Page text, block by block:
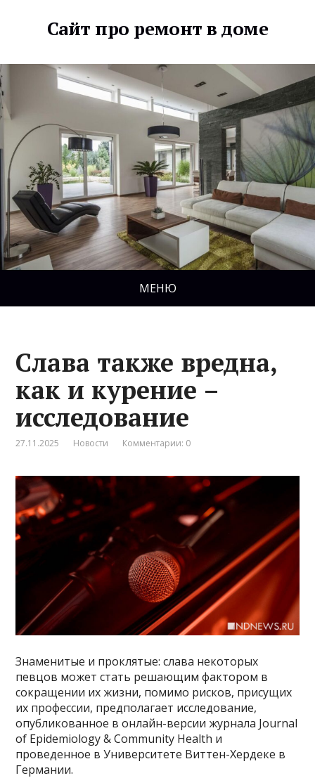
Сайт про ремонт в доме
МЕНЮ
Слава также вредна,
как и курение –
исследование
27.11.2025 Новости Комментарии: 0
Знаменитые и проклятые: слава некоторых
певцов может стать решающим фактором в
сокращении их жизни, помимо рисков, присущих
их профессии, предполагает исследование,
опубликованное в онлайн-версии журнала Journal
of Epidemiology & Community Health и
проведенное в Университете Виттен-Хердеке в
Германии.